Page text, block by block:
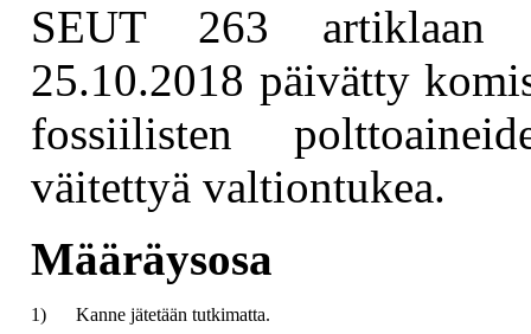
SEUT 263 artiklaan
25.10.2018 päivätty
fossiilisten
väitettyä valtiontukea.
Määräysosa
1)
Kanne jätetään tutkimatta.